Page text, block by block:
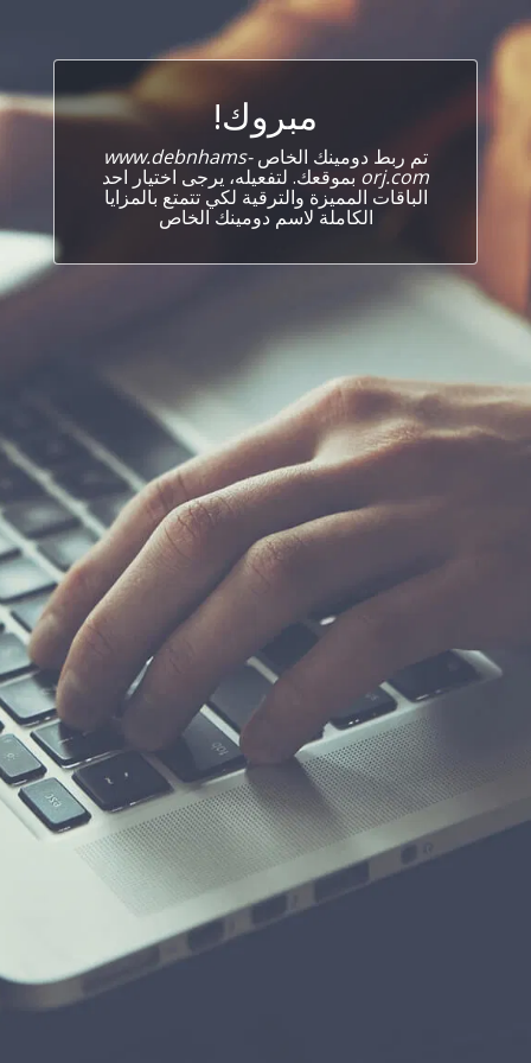
مبروك!
تم ربط دومينك الخاصwww.debnhams-
orj.com بموقعك. لتفعيله، يرجى اختيار احد
الباقات المميزة والترقية لكي تتمتع بالمزايا
الكاملة لاسم دومينك الخاص